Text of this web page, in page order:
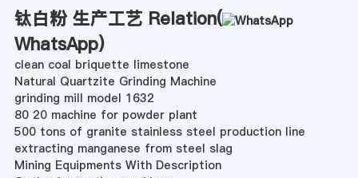
钛白粉 生产工艺 Relation(
WhatsApp)
clean coal briquette limestone
Natural Quartzite Grinding Machine
grinding mill model 1632
80 20 machine for powder plant
500 tons of granite stainless steel production line
extracting manganese from steel slag
Mining Equipments With Description